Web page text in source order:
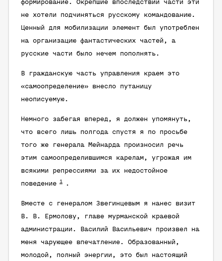
формирование. Окрепшие впоследствии части эти
не хотели подчиняться русскому командованию.
Ценный для мобилизации элемент был употреблен
на организацию фантастических частей, а
русские части было нечем пополнять.
В гражданскую часть управления краем это
«самоопределение» внесло путаницу
неописуемую.
Немного забегая вперед, я должен упомянуть,
что всего лишь полгода спустя я по просьбе
того же генерала Мейнарда произносил речь
этим самоопределившимся карелам, угрожая им
всякими репрессиями за их недостойное
поведение
1 .
Вместе с генералом Звегинцевым я нанес визит
В. В. Ермолову, главе мурманской краевой
администрации. Василий Васильевич произвел на
меня чарующее впечатление. Образованный,
молодой, полный энергии, это был настоящий